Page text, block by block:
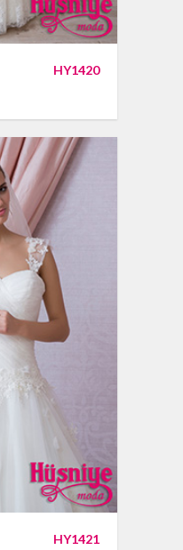
HY1420
HY1421